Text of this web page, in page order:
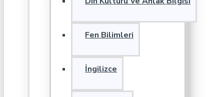
Fen Bilimleri
İngilizce